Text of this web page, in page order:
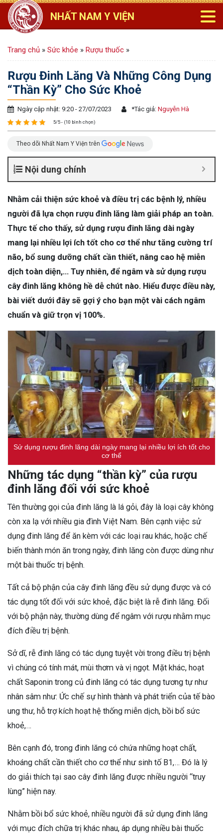
NHẤT NAM Y VIỆN
Trang chủ » Sức khỏe » Rượu thuốc »
Rượu Đinh Lăng Và Những Công Dụng
“Thần Kỳ” Cho Sức Khoẻ
Ngày cập nhật: 9:20 - 27/07/2023 *Tác giả: Nguyễn Hà
5/5 - (10 bình chọn)
Theo dõi Nhất Nam Y Viện trên
Nội dung chính
Nhằm cải thiện sức khoẻ và điều trị các bệnh lý, nhiều
người đã lựa chọn rượu đinh lăng làm giải pháp an toàn.
Thực tế cho thấy, sử dụng rượu đinh lăng dài ngày
mang lại nhiều lợi ích tốt cho cơ thể như tăng cường trí
não, bổ sung dưỡng chất cần thiết, nâng cao hệ miễn
dịch toàn diện,… Tuy nhiên, để ngâm và sử dụng rượu
cây đinh lăng không hề dễ chút nào. Hiểu được điều này,
bài viết dưới đây sẽ gợi ý cho bạn một vài cách ngâm
chuẩn và giữ trọn vị 100%.
Sử dụng rượu đinh lăng dài ngày mang lại nhiều lợi ích tốt cho
cơ thể
Những tác dụng “thần kỳ” của rượu
đinh lăng đối với sức khoẻ
Tên thường gọi của đinh lăng là lá gỏi, đây là loại cây không
còn xa lạ với nhiều gia đình Việt Nam. Bên cạnh việc sử
dụng đinh lăng để ăn kèm với các loại rau khác, hoặc chế
biến thành món ăn trong ngày, đinh lăng còn được dùng như
một bài thuốc trị bệnh.
Tất cả bộ phận của cây đinh lăng đều sử dụng được và có
tác dụng tốt đối với sức khoẻ, đặc biệt là rễ đinh lăng. Đối
với bộ phận này, thường dùng để ngâm với rượu nhằm mục
đích điều trị bệnh.
Sở dĩ, rễ đinh lăng có tác dụng tuyệt vời trong điều trị bệnh
vì chúng có tính mát, mùi thơm và vị ngọt. Mặt khác, hoạt
chất Saponin trong củ đinh lăng có tác dụng tương tự như
nhân sâm như: Ức chế sự hình thành và phát triển của tế bào
ung thư, hỗ trợ kích hoạt hệ thống miễn dịch, bồi bổ sức
khoẻ,…
Bên cạnh đó, trong đinh lăng có chứa những hoạt chất,
khoáng chất cần thiết cho cơ thể như sinh tố B1,… Đó là lý
do giải thích tại sao cây đinh lăng được nhiều người “truy
lùng” hiện nay.
Nhằm bồi bổ sức khoẻ, nhiều người đã sử dụng đinh lăng
với mục đích chữa trị khác nhau, áp dụng nhiều bài thuốc